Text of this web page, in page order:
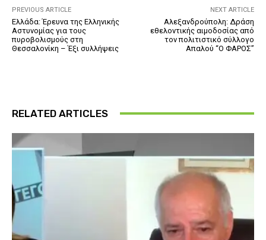
PREVIOUS ARTICLE
Ελλάδα: Έρευνα της Ελληνικής
Αστυνομίας για τους
πυροβολισμούς στη
Θεσσαλονίκη – Έξι συλλήψεις
NEXT ARTICLE
Αλεξανδρούπολη: Δράση
εθελοντικής αιμοδοσίας από
τον πολιτιστικό σύλλογο
Απαλού “Ο ΦΑΡΟΣ”
RELATED ARTICLES